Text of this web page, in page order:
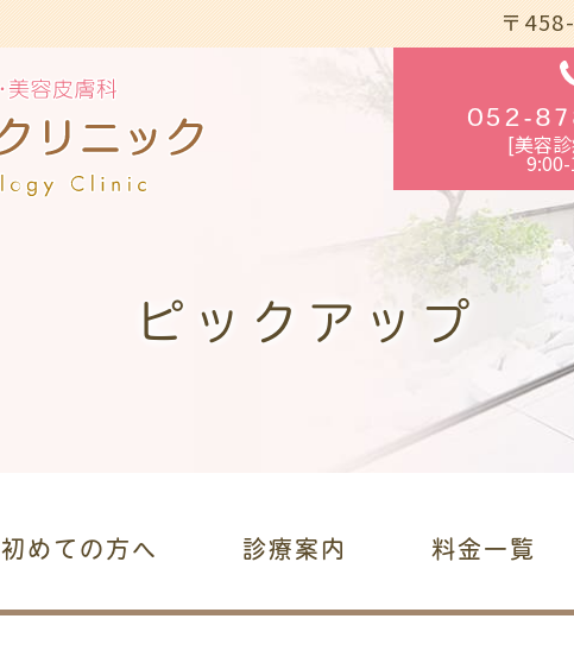
〒
052-
[美容
ピックアップ
初めての方へ 診療案内 料金一覧